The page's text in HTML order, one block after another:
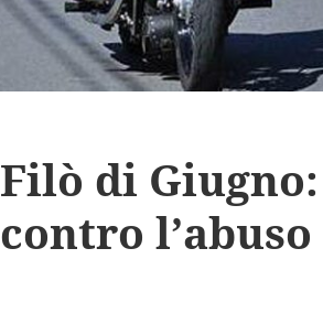
Filò di
contro